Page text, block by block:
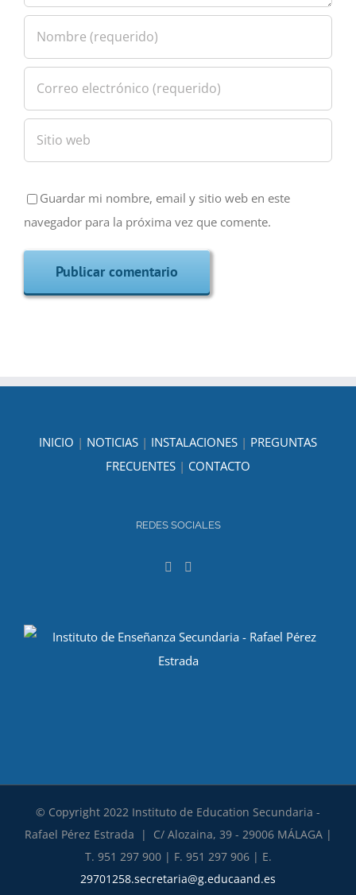
Guardar mi nombre, email y sitio web en este
navegador para la próxima vez que comente.
INICIO | NOTICIAS | INSTALACIONES | PREGUNTAS
FRECUENTES | CONTACTO
REDES SOCIALES
© Copyright 2022 Instituto de Education Secundaria -
Rafael Pérez Estrada | C/ Alozaina, 39 - 29006 MÁLAGA |
T. 951 297 900 | F. 951 297 906 | E.
29701258.secretaria@g.educaand.es